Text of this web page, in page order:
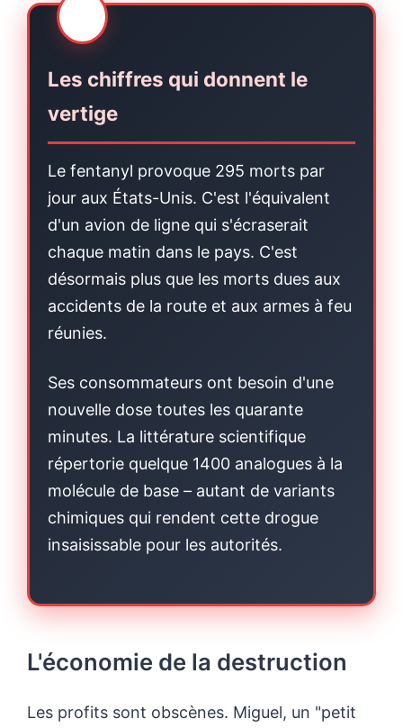
Les chiffres qui donnent le
vertige
Le fentanyl provoque 295 morts par
jour aux États-Unis. C'est l'équivalent
d'un avion de ligne qui s'écraserait
chaque matin dans le pays. C'est
désormais plus que les morts dues aux
accidents de la route et aux armes à feu
réunies.
Ses consommateurs ont besoin d'une
nouvelle dose toutes les quarante
minutes. La littérature scientifique
répertorie quelque 1400 analogues à la
molécule de base – autant de variants
chimiques qui rendent cette drogue
insaisissable pour les autorités.
L'économie de la destruction
Les profits sont obscènes. Miguel, un "petit